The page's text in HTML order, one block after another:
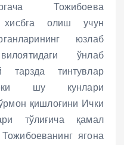
Тожибоева
хисбга олиш учун
юзлаб
ўнлаб
тарзда тинтувлар
шу кунлари
қишлоғини Ички
тўлиғича қамал
ягона